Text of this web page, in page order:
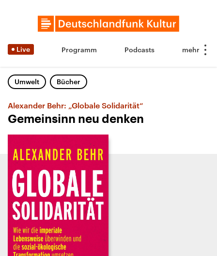
Live Programm Podcasts
Umwelt Bücher
Alexander Behr: „Globale Solidarität“
Gemeinsinn neu denken